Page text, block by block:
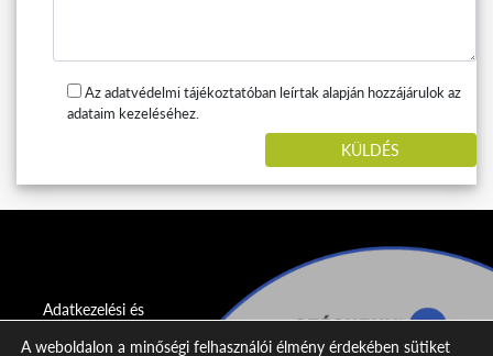
Az adatvédelmi tájékoztatóban leírtak alapján hozzájárulok az
adataim kezeléséhez.
Adatkezelési és
A weboldalon a minőségi felhasználói élmény érdekében sütiket